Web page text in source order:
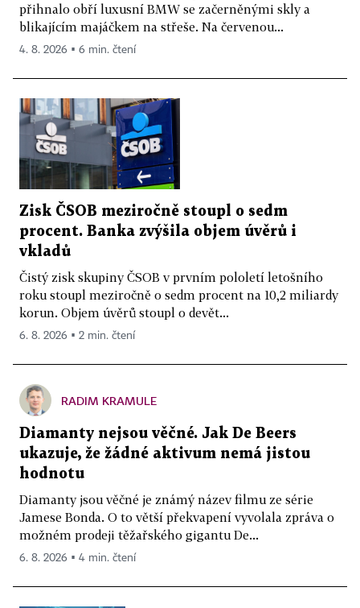
přihnalo obří luxusní BMW se začerněnými skly a
blikajícím majáčkem na střeše. Na červenou...
4. 8. 2026 ▪ 6 min. čtení
Zisk ČSOB meziročně stoupl o sedm
procent. Banka zvýšila objem úvěrů i
vkladů
Čistý zisk skupiny ČSOB v prvním pololetí letošního
roku stoupl meziročně o sedm procent na 10,2 miliardy
korun. Objem úvěrů stoupl o devět...
6. 8. 2026 ▪ 2 min. čtení
RADIM KRAMULE
Diamanty nejsou věčné. Jak De Beers
ukazuje, že žádné aktivum nemá jistou
hodnotu
Diamanty jsou věčné je známý název filmu ze série
Jamese Bonda. O to větší překvapení vyvolala zpráva o
možném prodeji těžařského gigantu De...
6. 8. 2026 ▪ 4 min. čtení